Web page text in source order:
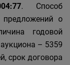
. Способ
о
годовой
– 5359
срок договора